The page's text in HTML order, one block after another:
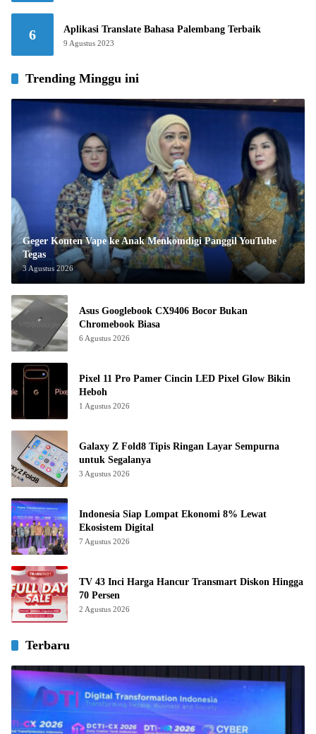
6 Aplikasi Translate Bahasa Palembang Terbaik
9 Agustus 2023
Trending Minggu ini
Geger Konten Vape ke Anak Menkomdigi Panggil YouTube
Tegas
3 Agustus 2026
Asus Googlebook CX9406 Bocor Bukan
Chromebook Biasa
6 Agustus 2026
Pixel 11 Pro Pamer Cincin LED Pixel Glow Bikin
Heboh
1 Agustus 2026
Galaxy Z Fold8 Tipis Ringan Layar Sempurna
untuk Segalanya
3 Agustus 2026
Indonesia Siap Lompat Ekonomi 8% Lewat
Ekosistem Digital
7 Agustus 2026
TV 43 Inci Harga Hancur Transmart Diskon Hingga
70 Persen
2 Agustus 2026
Terbaru